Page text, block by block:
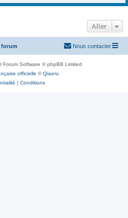
Aller
Nous contacter
Forum Software © phpBB Limited
officielle ©Qiaeru
| Conditions